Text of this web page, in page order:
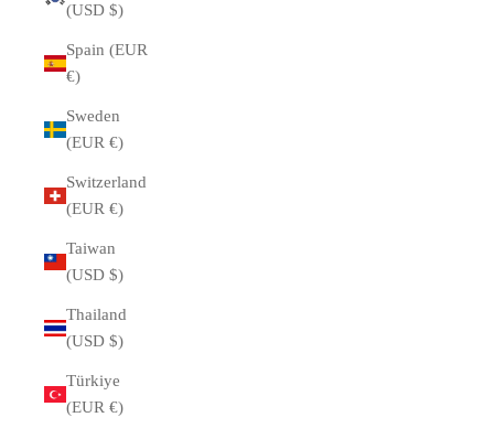
(USD $)
Spain (EUR
€)
Sweden
(EUR €)
Switzerland
(EUR €)
Taiwan
(USD $)
Thailand
(USD $)
Türkiye
(EUR €)